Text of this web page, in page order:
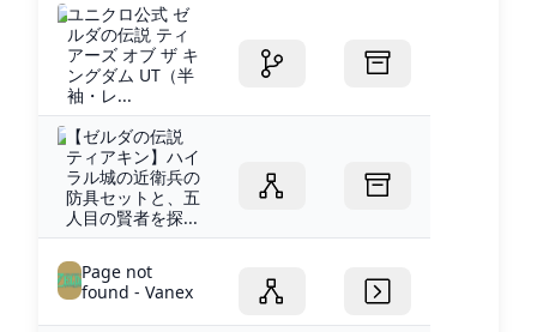
ユニクロ公式 ゼ
ルダの伝説 ティ
アーズ オブ ザ キ
ングダム UT（半
袖・レ...
【ゼルダの伝説
ティアキン】ハイ
ラル城の近衛兵の
防具セットと、五
人目の賢者を探...
Page not
found - Vanex